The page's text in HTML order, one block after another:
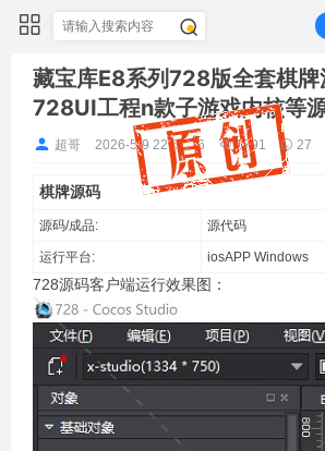
藏宝库E8系列728版全套棋牌
728UI工程n款子游戏内核等
超哥 2026-5-9 22:57:26 1791 27
棋牌源码
源码/成品: 源代码
运行平台: iosAPP Windows
728源码客户端运行效果图：